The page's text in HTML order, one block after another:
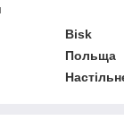
Bisk
Польща